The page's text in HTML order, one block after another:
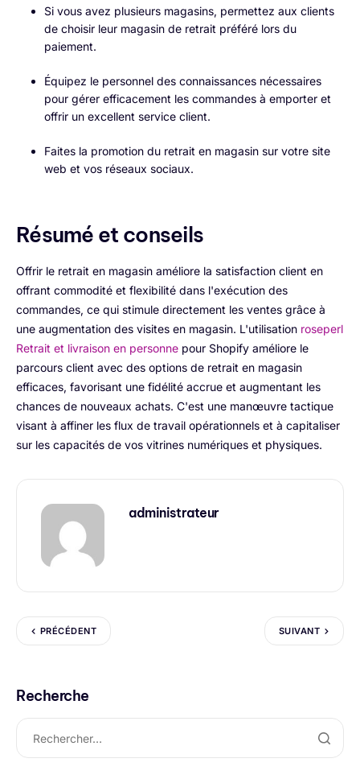
Si vous avez plusieurs magasins, permettez aux clients
de choisir leur magasin de retrait préféré lors du
paiement.
Équipez le personnel des connaissances nécessaires
pour gérer efficacement les commandes à emporter et
offrir un excellent service client.
Faites la promotion du retrait en magasin sur votre site
web et vos réseaux sociaux.
Résumé et conseils
Offrir le retrait en magasin améliore la satisfaction client en
offrant commodité et flexibilité dans l'exécution des
commandes, ce qui stimule directement les ventes grâce à
une augmentation des visites en magasin. L'utilisation roseperl
Retrait et livraison en personne pour Shopify améliore le
parcours client avec des options de retrait en magasin
efficaces, favorisant une fidélité accrue et augmentant les
chances de nouveaux achats. C'est une manœuvre tactique
visant à affiner les flux de travail opérationnels et à capitaliser
sur les capacités de vos vitrines numériques et physiques.
administrateur
PRÉCÉDENT SUIVANT
Recherche